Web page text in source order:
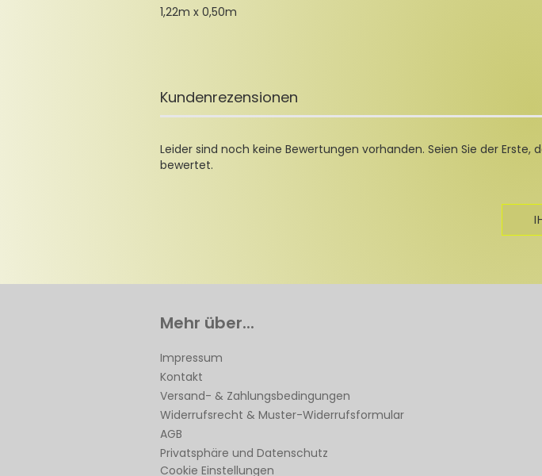
1,22m x 0,50m
Kundenrezensionen
Leider sind noch keine Bewertungen vorhanden. Seien Sie der Erste,
bewertet.
Mehr über...
Impressum
Kontakt
Versand- & Zahlungsbedingungen
Widerrufsrecht & Muster-Widerrufsformular
AGB
Privatsphäre und Datenschutz
Cookie Einstellungen